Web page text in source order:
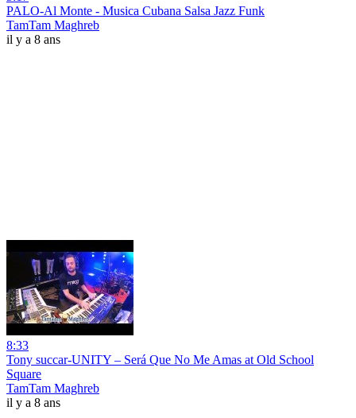
PALO-Al Monte - Musica Cubana Salsa Jazz Funk
TamTam Maghreb
il y a 8 ans
8:33
Tony succar-UNITY – Será Que No Me Amas at Old School
Square
TamTam Maghreb
il y a 8 ans